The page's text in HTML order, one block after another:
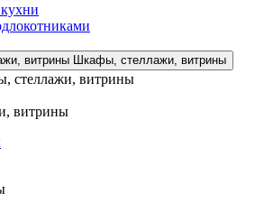
Шкафы, стеллажи, витрины
витрины